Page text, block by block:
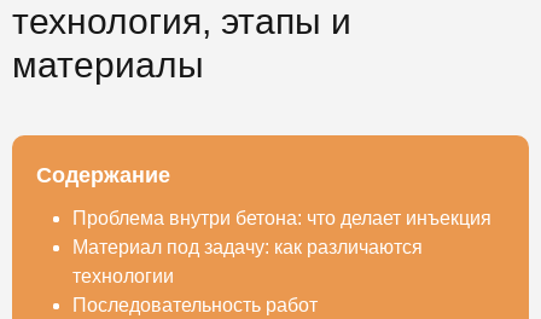
технология, этапы и
материалы
Содержание
Проблема внутри бетона: что делает инъекция
Материал под задачу: как различаются
технологии
Последовательность работ